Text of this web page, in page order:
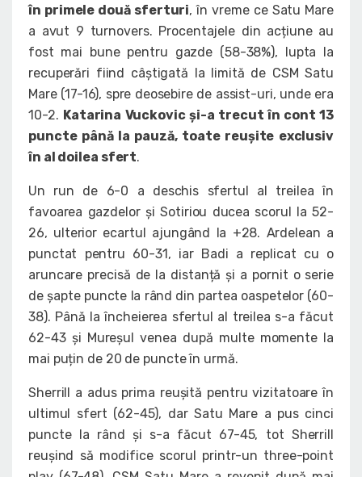
în primele două sferturi, în vreme ce Satu Mare
a avut 9 turnovers. Procentajele din acțiune au
fost mai bune pentru gazde (58-38%), lupta la
recuperări fiind câștigată la limită de CSM Satu
Mare (17-16), spre deosebire de assist-uri, unde era
10-2. Katarina Vuckovic și-a trecut în cont 13
puncte până la pauză, toate reușite exclusiv
în al doilea sfert.
Un run de 6-0 a deschis sfertul al treilea în
favoarea gazdelor și Sotiriou ducea scorul la 52-
26, ulterior ecartul ajungând la +28. Ardelean a
punctat pentru 60-31, iar Badi a replicat cu o
aruncare precisă de la distanță și a pornit o serie
de șapte puncte la rând din partea oaspetelor (60-
38). Până la încheierea sfertul al treilea s-a făcut
62-43 și Mureșul venea după multe momente la
mai puțin de 20 de puncte în urmă.
Sherrill a adus prima reușită pentru vizitatoare în
ultimul sfert (62-45), dar Satu Mare a pus cinci
puncte la rând și s-a făcut 67-45, tot Sherrill
reușind să modifice scorul printr-un three-point